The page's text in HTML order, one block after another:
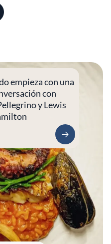
empieza con una
con
y Lewis